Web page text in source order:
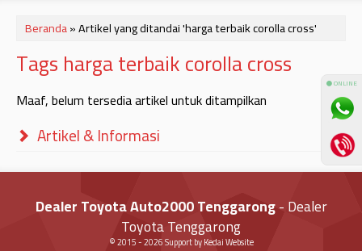
Beranda»Artikel yang ditandai 'harga terbaik corolla cross'
Tags harga terbaik corolla cross
Maaf, belum tersedia artikel untuk ditampilkan
Artikel & Informasi
Dealer Toyota Auto2000 Tenggarong- Dealer
Toyota Tenggarong
© 2015 -2026Support byKedai Website
⚫ ONLINE